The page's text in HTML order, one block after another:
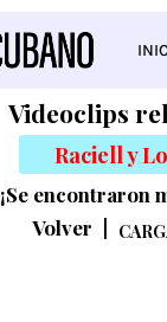
Videoclips
Raciell y
¡Se encontraron
Volver